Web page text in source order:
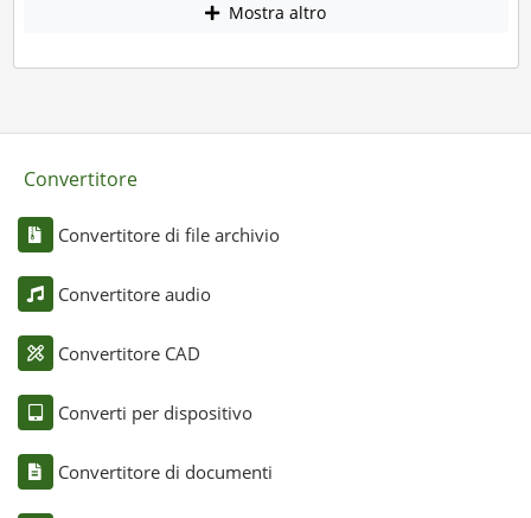
Mostra altro
Convertitore
Convertitore di file archivio
Convertitore audio
Convertitore CAD
Converti per dispositivo
Convertitore di documenti